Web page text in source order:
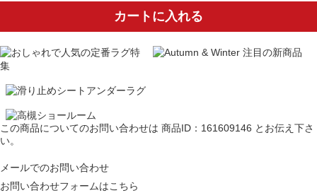
カートに入れる
この商品についてのお問い合わせは 商品ID：161609146 とお伝え下さ
い。
メールでのお問い合わせ
お問い合わせフォームはこちら